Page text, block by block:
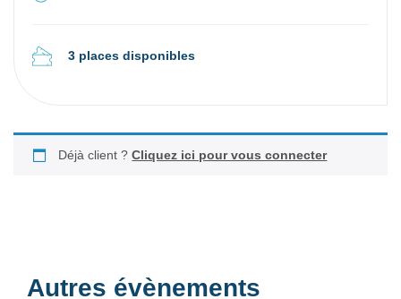
3 places disponibles
Déjà client ?Cliquez ici pour vous connecter
Autres évènements